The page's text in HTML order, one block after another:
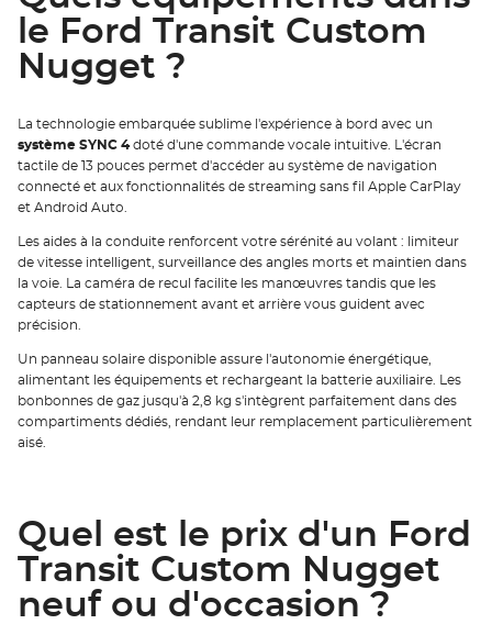
le Ford Transit Custom
Nugget ?
La technologie embarquée sublime l'expérience à bord avec un
système SYNC 4doté d'une commande vocale intuitive. L'écran
tactile de 13 pouces permet d'accéder au système de navigation
connecté et aux fonctionnalités de streaming sans fil Apple CarPlay
et Android Auto.
Les aides à la conduite renforcent votre sérénité au volant : limiteur
de vitesse intelligent, surveillance des angles morts et maintien dans
la voie. La caméra de recul facilite les manœuvres tandis que les
capteurs de stationnement avant et arrière vous guident avec
précision.
Un panneau solaire disponible assure l'autonomie énergétique,
alimentant les équipements et rechargeant la batterie auxiliaire. Les
bonbonnes de gaz jusqu'à 2,8 kg s'intègrent parfaitement dans des
compartiments dédiés, rendant leur remplacement particulièrement
aisé.
Quel est le prix d'un Ford
Transit Custom Nugget
neuf ou d'occasion ?